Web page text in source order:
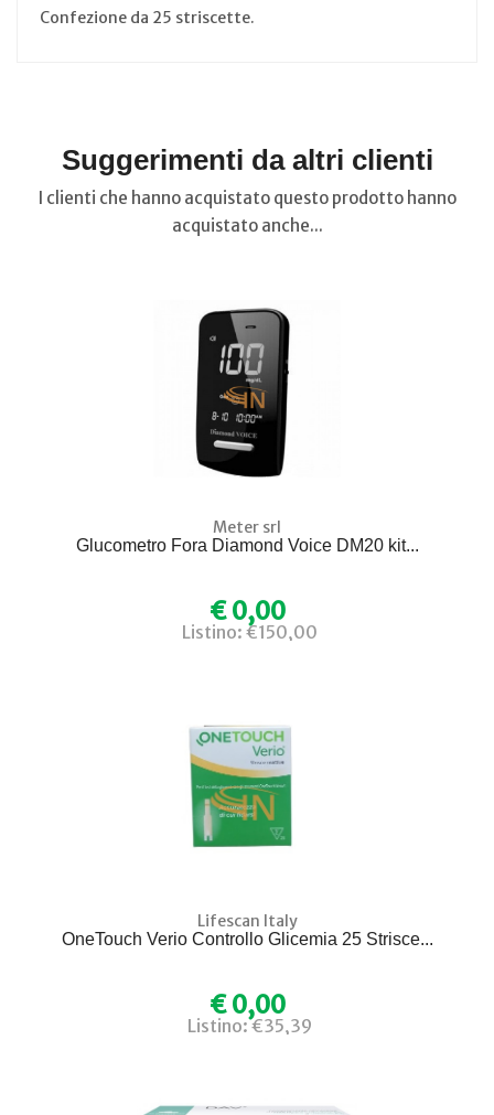
Confezione da 25 striscette.
Suggerimenti da altri clienti
I clienti che hanno acquistato questo prodotto hanno
acquistato anche...
Meter srl
Glucometro Fora Diamond Voice DM20 kit...
€ 0,00
Listino: €150,00
Lifescan Italy
OneTouch Verio Controllo Glicemia 25 Strisce...
€ 0,00
Listino: €35,39